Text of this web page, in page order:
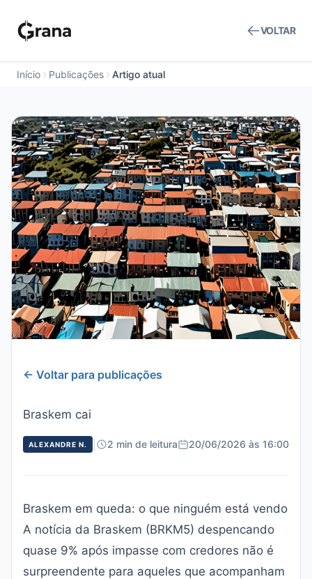
VOLTAR
Início Publicações Artigo atual
← Voltar para publicações
Braskem cai
ALEXANDRE N. 2 min de leitura 20/06/2026 às 16:00
Braskem em queda: o que ninguém está vendo
A notícia da Braskem (BRKM5) despencando
quase 9% após impasse com credores não é
surpreendente para aqueles que acompanham